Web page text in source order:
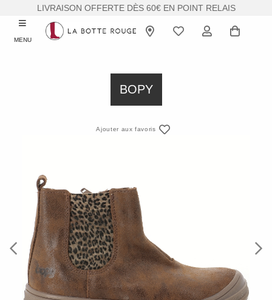
LIVRAISON OFFERTE DÈS 60€ EN POINT RELAIS
MENU
BOPY
Ajouter aux favoris
Previous